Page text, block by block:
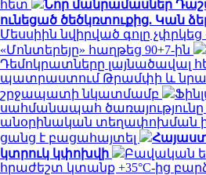
հետ
Նոր մանրամասներ
ունեցած ծեծկռտուքից. Կան
Մեսսիին նվիրված գոլը
«Մոնտերեյը» հաղթեց 90+7-ին
Դեմոկրատները լայնածավալ
պատրաստում Թրամփի և
շրջապատի նկատմամբ
սահմանապահ
անօրինական տեղափոխման
ցանց է բացահայտել
կտրուկ կփոխվի
Բավական
հրաժեշտ կտանք +35°C-ից